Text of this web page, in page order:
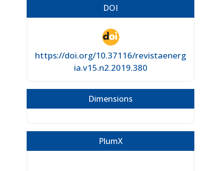
DOI
https://doi.org/10.37116/revistaenerg
ia.v15.n2.2019.380
Dimensions
PlumX